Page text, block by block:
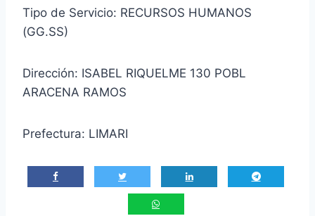
Tipo de Servicio: RECURSOS HUMANOS
(GG.SS)
Dirección: ISABEL RIQUELME 130 POBL
ARACENA RAMOS
Prefectura: LIMARI